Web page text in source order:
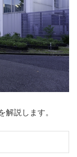
解説します。